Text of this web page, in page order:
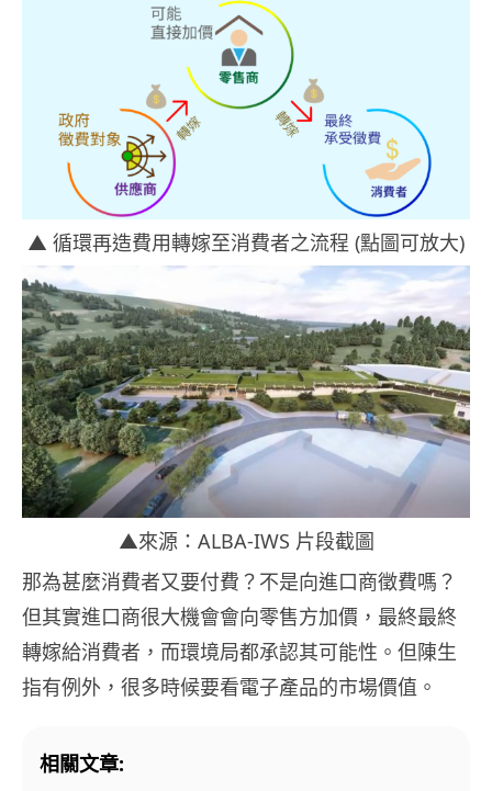
▲ 循環再造費用轉嫁至消費者之流程 (點圖可放大)
▲來源：ALBA-IWS 片段截圖
那為甚麼消費者又要付費？不是向進口商徵費嗎？
但其實進口商很大機會會向零售方加價，最終最終
轉嫁給消費者，而環境局都承認其可能性。但陳生
指有例外，很多時候要看電子產品的市場價值。
相關文章: